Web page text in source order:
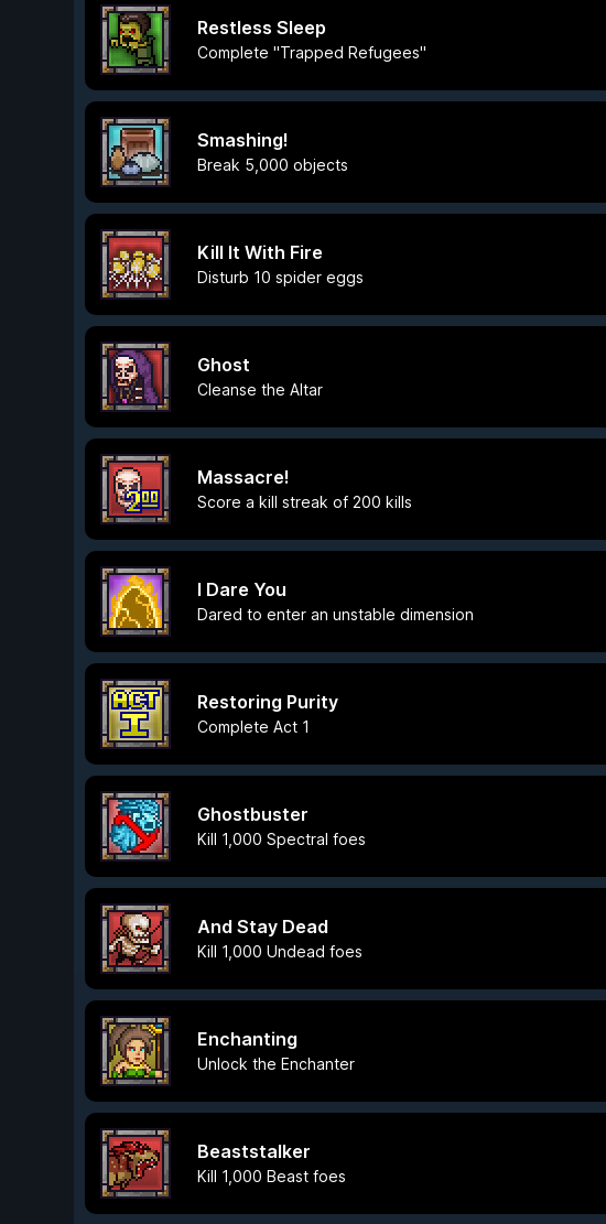
Restless Sleep
Complete "Trapped Refugees"
Smashing!
Break 5,000 objects
Kill It With Fire
Disturb 10 spider eggs
Ghost
Cleanse the Altar
Massacre!
Score a kill streak of 200 kills
I Dare You
Dared to enter an unstable dimension
Restoring Purity
Complete Act 1
Ghostbuster
Kill 1,000 Spectral foes
And Stay Dead
Kill 1,000 Undead foes
Enchanting
Unlock the Enchanter
Beaststalker
Kill 1,000 Beast foes